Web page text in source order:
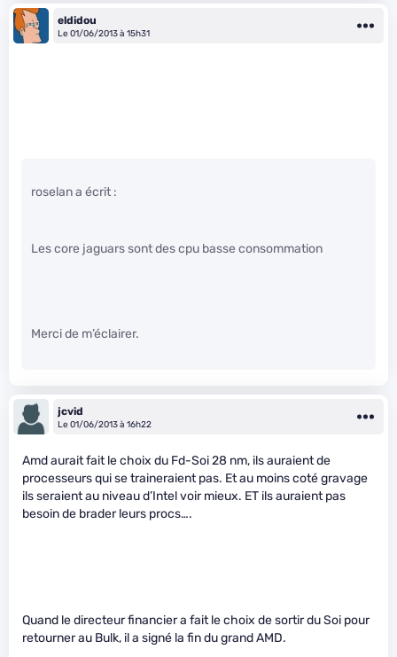
eldidou
Le 01/06/2013 à 15h31
roselan a écrit :
Les core jaguars sont des cpu basse consommation
Merci de m’éclairer.
jcvid
Le 01/06/2013 à 16h22
Amd aurait fait le choix du Fd-Soi 28 nm, ils auraient de
processeurs qui se traineraient pas. Et au moins coté gravage
ils seraient au niveau d’Intel voir mieux. ET ils auraient pas
besoin de brader leurs procs….
Quand le directeur financier a fait le choix de sortir du Soi pour
retourner au Bulk, il a signé la fin du grand AMD.